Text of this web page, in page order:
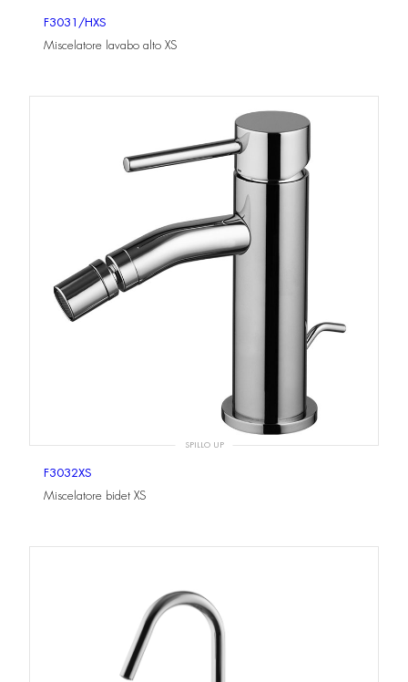
F3031/HXS
Miscelatore lavabo alto XS
SPILLO UP
F3032XS
Miscelatore bidet XS